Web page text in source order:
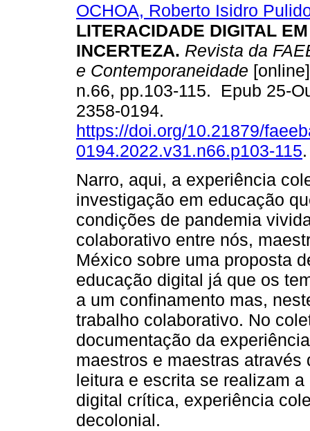
OCHOA, Roberto Isidro
LITERACIDADE DIGITAL
INCERTEZA. Revista da
e Contemporaneidade
n.66, pp.103-115. Epub 25-
2358-0194.
https://doi.org/10.21879/
0194.2022.v31.n66.p103-115.
Narro, aqui, a experiência
investigação em educação
condições de pandemia
colaborativo entre nós,
México sobre uma proposta
educação digital já que os
a um confinamento mas,
trabalho colaborativo. No
documentação da
maestros e maestras
leitura e escrita se realizam
digital crítica, experiência
decolonial.